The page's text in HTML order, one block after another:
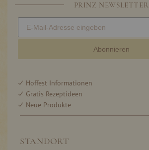
PRINZ NEWSLETTER
Abonnieren
Hoffest Informationen
Gratis Rezeptideen
Neue Produkte
STANDORT